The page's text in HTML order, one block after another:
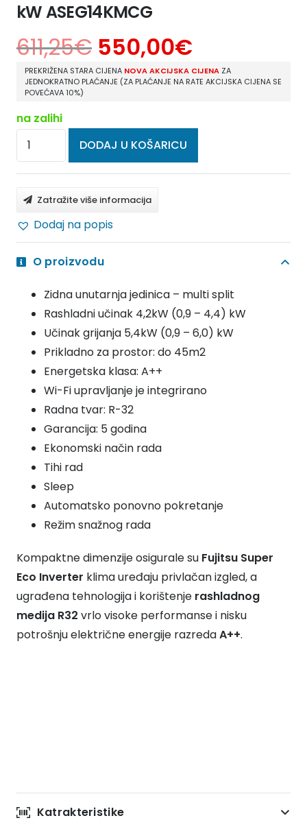
kW ASEG14KMCG
611,25€ 550,00€
PREKRIŽENA STARA CIJENA NOVA AKCIJSKA CIJENA ZA
JEDNOKRATNO PLAĆANJE (ZA PLAĆANJE NA RATE AKCIJSKA CIJENA SE
POVEĆAVA 10%)
na zalihi
FUJITSU
SUPER
ECO
INVERTER
UNUTARNJA
4.2
kW
ASEG14KMCG
količina
DODAJ U KOŠARICU
Zatražite više informacija
Dodaj na popis
O proizvodu
Zidna unutarnja jedinica – multi split
Rashladni učinak 4,2kW (0,9 – 4,4) kW
Učinak grijanja 5,4kW (0,9 – 6,0) kW
Prikladno za prostor: do 45m2
Energetska klasa: A++
Wi-Fi upravljanje je integrirano
Radna tvar: R-32
Garancija: 5 godina
Ekonomski način rada
Tihi rad
Sleep
Automatsko ponovno pokretanje
Režim snažnog rada
Kompaktne dimenzije osigurale su Fujitsu Super
Eco Inverter klima uređaju privlačan izgled, a
ugrađena tehnologija i korištenje rashladnog
medija R32 vrlo visoke performanse i nisku
potrošnju električne energije razredaA++.
Katrakteristike